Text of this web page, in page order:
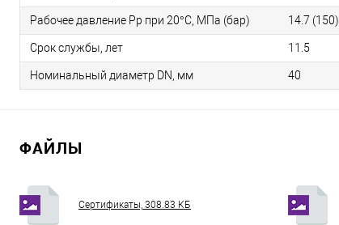
Рабочее давление Pp при 20°C, МПа (бар) 14.7 (150)
Срок службы, лет 11.5
Номинальный диаметр DN, мм 40
ФАЙЛЫ
Сертификаты, 308.83 КБ